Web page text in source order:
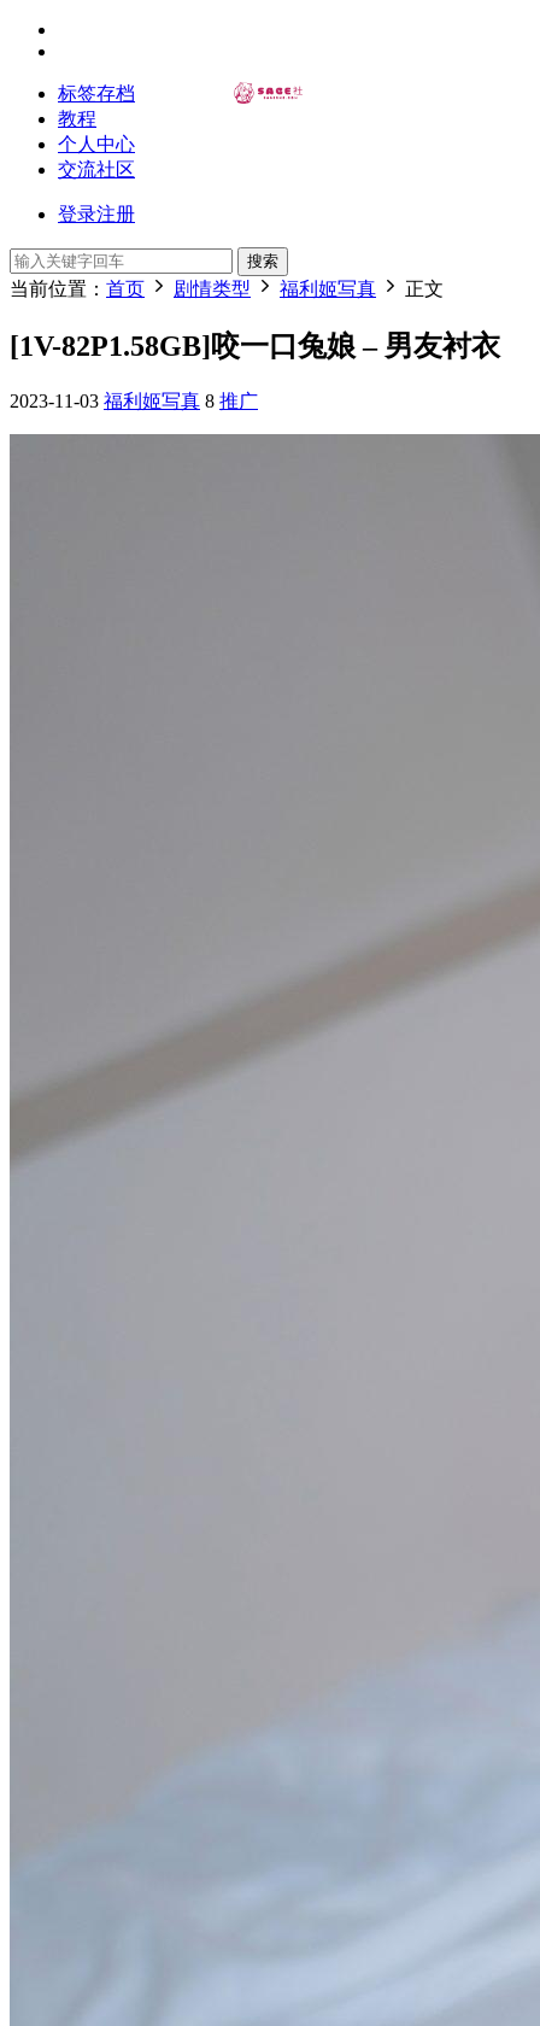
标签存档
教程
个人中心
交流社区
登录注册
搜索
当前位置： 首页 剧情类型 福利姬写真 正文
[1V-82P1.58GB]咬一口兔娘 – 男友衬衣
2023-11-03 福利姬写真 8 推广